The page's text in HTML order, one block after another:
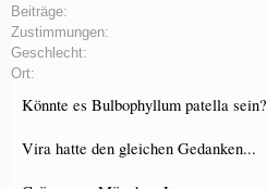
Beiträge:
Zustimmungen:
Geschlecht:
Ort:
Könnte es Bulbophyllum patella sein?
Vira hatte den gleichen Gedanken...